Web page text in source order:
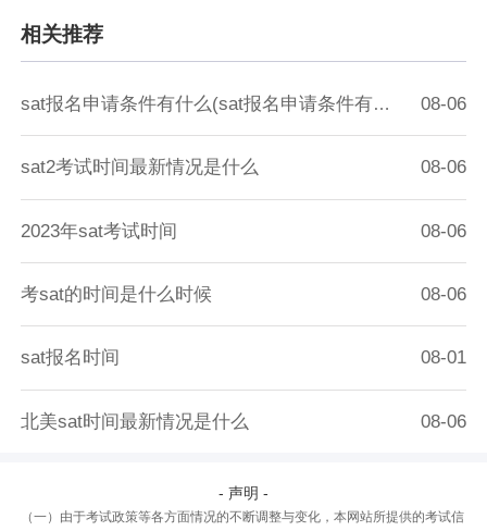
相关推荐
08-06
sat报名申请条件有什么(sat报名申请条件有什么要求吗)
08-06
sat2考试时间最新情况是什么
08-06
2023年sat考试时间
08-06
考sat的时间是什么时候
08-01
sat报名时间
08-06
北美sat时间最新情况是什么
- 声明 -
（一）由于考试政策等各方面情况的不断调整与变化，本网站所提供的考试信